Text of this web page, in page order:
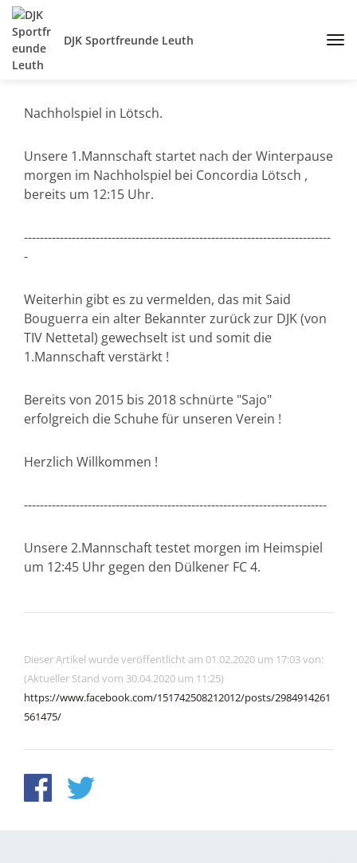
DJK Sportfreunde Leuth
Nachholspiel in Lötsch.
Unsere 1.Mannschaft startet nach der Winterpause
morgen im Nachholspiel bei Concordia Lötsch ,
bereits um 12:15 Uhr.
-----------------------------------------------------------------------------
-
Weiterhin gibt es zu vermelden, das mit Said
Bouguerra ein alter Bekannter zurück zur DJK (von
TIV Nettetal) gewechselt ist und somit die
1.Mannschaft verstärkt !
Bereits von 2015 bis 2018 schnürte "Sajo"
erfolgreich die Schuhe für unseren Verein !
Herzlich Willkommen !
----------------------------------------------------------------------------
Unsere 2.Mannschaft testet morgen im Heimspiel
um 12:45 Uhr gegen den Dülkener FC 4.
Dieser Artikel wurde veröffentlicht am 01.02.2020 um 17:03 von:
(Aktueller Stand vom 30.04.2020 um 11:25)
https://www.facebook.com/151742508212012/posts/2984914261
561475/